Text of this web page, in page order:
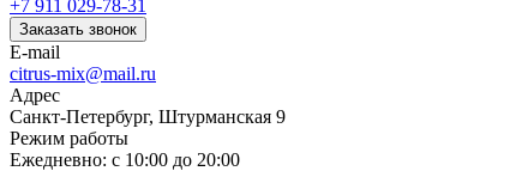
+7 911 029-78-31
Заказать звонок
E-mail
citrus-mix@mail.ru
Адрес
Санкт-Петербург, Штурманская 9
Режим работы
Ежедневно: с 10:00 до 20:00